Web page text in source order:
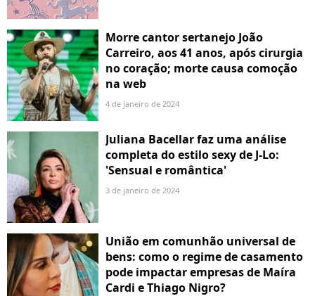
Morre cantor sertanejo João
Carreiro, aos 41 anos, após cirurgia
no coração; morte causa comoção
na web
4 de janeiro de 2024
Juliana Bacellar faz uma análise
completa do estilo sexy de J-Lo:
'Sensual e romântica'
3 de janeiro de 2024
União em comunhão universal de
bens: como o regime de casamento
pode impactar empresas de Maíra
Cardi e Thiago Nigro?